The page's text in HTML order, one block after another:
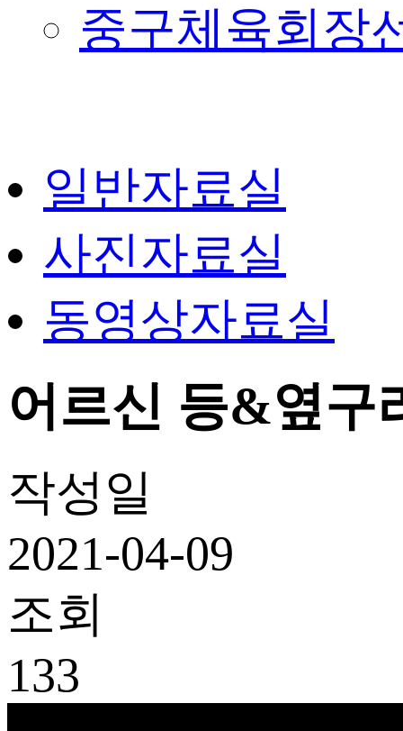
중구체육회장
일반자료실
사진자료실
동영상자료실
어르신 등&옆구
작성일
2021-04-09
조회
133